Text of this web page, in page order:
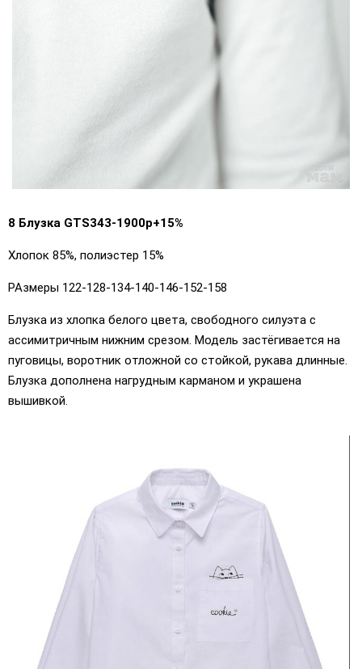
8 Блузка GTS343-1900р+15%
Хлопок 85%, полиэстер 15%
РАзмеры 122-128-134-140-146-152-158
Блузка из хлопка белого цвета, свободного силуэта с
ассимитричным нижним срезом. Модель застёгивается на
пуговицы, воротник отложной со стойкой, рукава длинные.
Блузка дополнена нагрудным карманом и украшена
вышивкой.